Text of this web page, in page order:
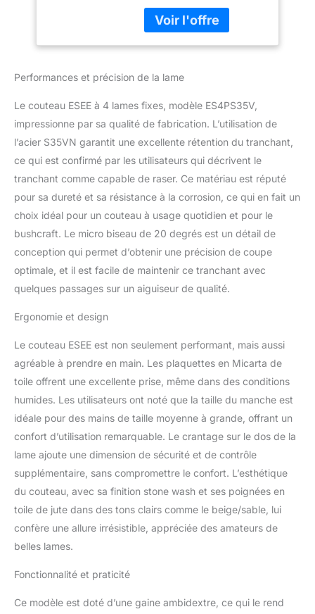
226,8 g Acier inoxydable
S35VN Gaine moulée
avec plaque à clip
Performances et précision de la lame
Le couteau ESEE à 4 lames fixes, modèle ES4PS35V,
impressionne par sa qualité de fabrication. L’utilisation de
l’acier S35VN garantit une excellente rétention du tranchant,
ce qui est confirmé par les utilisateurs qui décrivent le
tranchant comme capable de raser. Ce matériau est réputé
pour sa dureté et sa résistance à la corrosion, ce qui en fait un
choix idéal pour un couteau à usage quotidien et pour le
bushcraft. Le micro biseau de 20 degrés est un détail de
conception qui permet d’obtenir une précision de coupe
optimale, et il est facile de maintenir ce tranchant avec
quelques passages sur un aiguiseur de qualité.
Ergonomie et design
Le couteau ESEE est non seulement performant, mais aussi
agréable à prendre en main. Les plaquettes en Micarta de
toile offrent une excellente prise, même dans des conditions
humides. Les utilisateurs ont noté que la taille du manche est
idéale pour des mains de taille moyenne à grande, offrant un
confort d’utilisation remarquable. Le crantage sur le dos de la
lame ajoute une dimension de sécurité et de contrôle
supplémentaire, sans compromettre le confort. L’esthétique
du couteau, avec sa finition stone wash et ses poignées en
toile de jute dans des tons clairs comme le beige/sable, lui
confère une allure irrésistible, appréciée des amateurs de
belles lames.
Fonctionnalité et praticité
Ce modèle est doté d’une gaine ambidextre, ce qui le rend